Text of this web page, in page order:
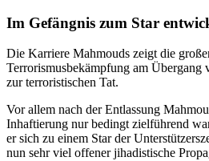
Im Gefängnis zum Star
Die Karriere Mahmouds zeigt die
Terrorismusbekämpfung am Übergang
zur terroristischen Tat.
Vor allem nach der Entlassung
Inhaftierung nur bedingt zielführend
er sich zu einem Star der
nun sehr viel offener jihadistische